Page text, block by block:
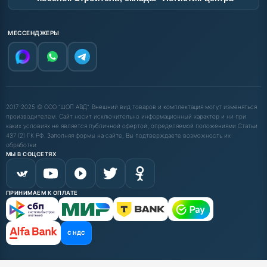
МЕССЕНДЖЕРЫ
2017-2025 © ООО "ШОП АВД". Внешний вид товаров и комплектация могут изменяться
производителем. Сайт носит исключительно информационный характер и ни при
каких условиях не является публичной офертой, определяемой положениями Статьи
437 (2) ГК РФ. Заполняя формы на сайте, Вы подтверждаете возможность их
обработки.
МЫ В СОЦСЕТЯХ
ПРИНИМАЕМ К ОПЛАТЕ
С НДС